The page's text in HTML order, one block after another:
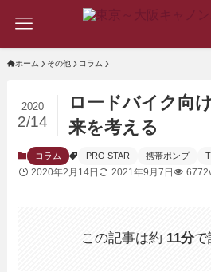
ホーム その他 コラム
ロードバイク向
来を考える
2020
2/14
コラム PRO STAR 携帯ポンプ
2020年2月14日 2021年9月7日
この記事は約 11分で